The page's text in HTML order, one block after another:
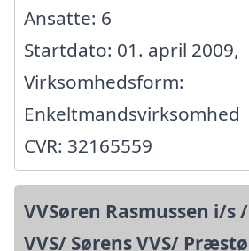
Ansatte: 6
Startdato: 01. april 2009,
Virksomhedsform:
Enkeltmandsvirksomhed
CVR: 32165559
VVSøren Rasmussen i/s
VVS/ Sørens VVS/